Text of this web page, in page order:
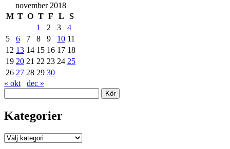
Sidopanel
november 2018
M T O T F L
S
1
2 3
4
5
6 7 8 9 10 11
12 13 14 15 16 17 18
19 20 21 22 23 24 25
26 27 28 29 30
« okt
dec »
Kategorier
Kategorier